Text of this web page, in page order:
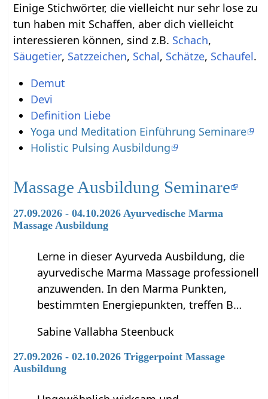
Einige Stichwörter, die vielleicht nur sehr lose zu
tun haben mit Schaffen‏‎, aber dich vielleicht
interessieren können, sind z.B.
,
, , , ,
.
Demut
Devi
Definition Liebe
Yoga und Meditation Einführung Seminare
Holistic Pulsing Ausbildung
Massage Ausbildung Seminare
27.09.2026 - 04.10.2026 Ayurvedische Marma
Massage Ausbildung
Lerne in dieser Ayurveda Ausbildung, die
ayurvedische Marma Massage professionell
anzuwenden. In den Marma Punkten,
bestimmten Energiepunkten, treffen B…
Sabine Vallabha Steenbuck
27.09.2026 - 02.10.2026 Triggerpoint Massage
Ausbildung